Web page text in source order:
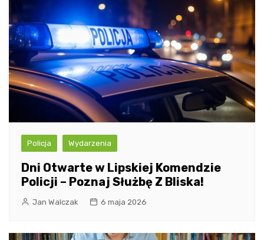
Policja Wydarzenia
Dni Otwarte w Lipskiej Komendzie
Policji – Poznaj Służbę Z Bliska!
Jan Walczak 6 maja 2026